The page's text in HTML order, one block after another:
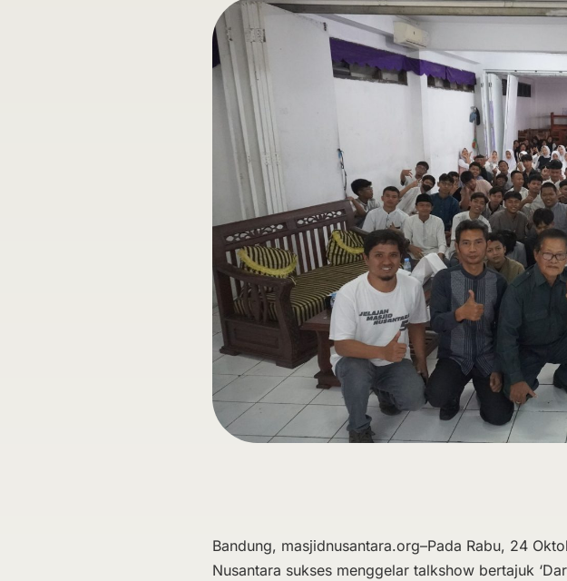
Bandung, masjidnusantara.org–Pada Rabu, 24
Nusantara sukses menggelar talkshow bertajuk